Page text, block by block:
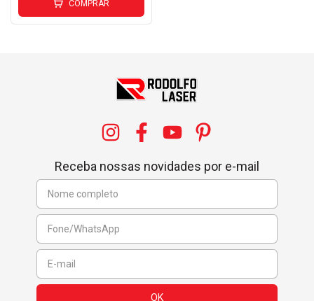
COMPRAR
Receba nossas novidades por e-mail